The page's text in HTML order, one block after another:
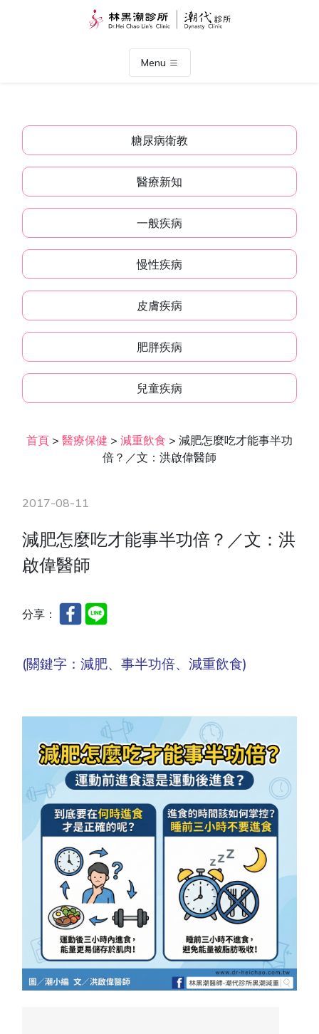
Menu
糖尿病衛教
醫療新知
一般疾病
慢性疾病
皮膚疾病
肥胖疾病
兒童疾病
首頁 > 醫療保健 > 減重飲食 > 減肥怎麼吃才能事半功
倍？／文：洪啟偉醫師
2017-08-11
減肥怎麼吃才能事半功倍？／文：洪
啟偉醫師
分享：
(關鍵字：減肥、事半功倍、減重飲食)